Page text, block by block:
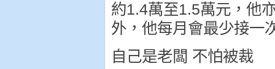
約1.4萬至1.5萬元，他
外，他每月會最少接一
自己是老闆 不怕被裁